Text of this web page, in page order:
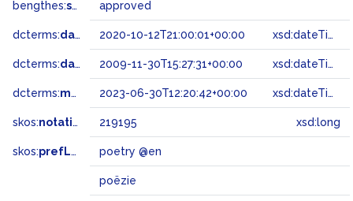
bengthes:status approved
dcterms:dateAccepted 2020-10-12T21:00:01+00:00 xsd:dateTime
dcterms:dateSubmitted 2009-11-30T15:27:31+00:00 xsd:dateTime
dcterms:modified 2023-06-30T12:20:42+00:00 xsd:dateTime
skos:notation 219195 xsd:long
skos:prefLabel poetry @en
poëzie